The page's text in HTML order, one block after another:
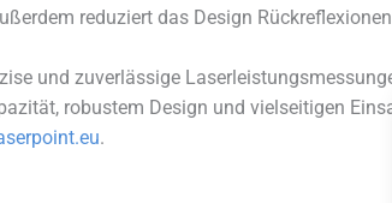
reduziert das Design
und zuverlässige
robustem Design und vielseitigen
.